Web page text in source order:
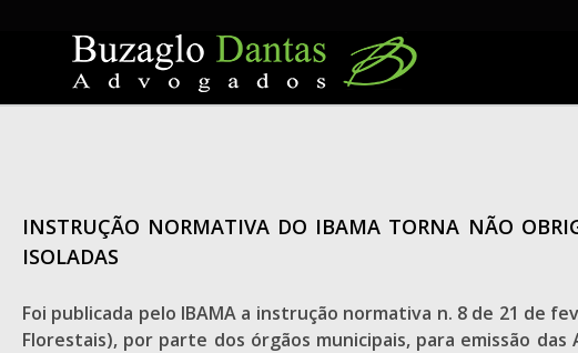
INSTRUÇÃO NORMATIVA DO IBAMA TORNA NÃO
ISOLADAS
Foi publicada pelo IBAMA a instrução normativa n. 8 de 21 de
Florestais), por parte dos órgãos municipais, para emissão